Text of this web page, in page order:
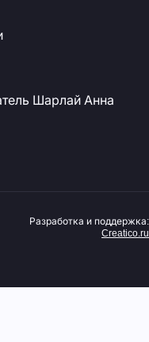
Шарлай Анна
Разработка и поддержка:
Creatico.ru